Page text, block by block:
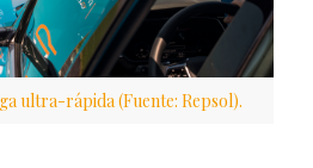
ultra-rápida (Fuente: Repsol).